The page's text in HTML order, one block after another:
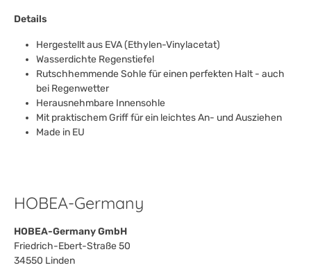
Details
Hergestellt aus EVA (Ethylen-Vinylacetat)
Wasserdichte Regenstiefel
Rutschhemmende Sohle für einen perfekten Halt - auch
bei Regenwetter
Herausnehmbare Innensohle
Mit praktischem Griff für ein leichtes An- und Ausziehen
Made in EU
HOBEA-Germany
HOBEA-Germany GmbH
Friedrich-Ebert-Straße 50
34550 Linden